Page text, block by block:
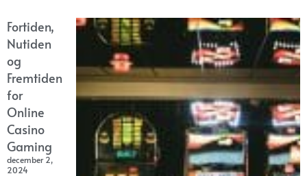
Fortiden,
Nutiden
og
Fremtiden
for
Online
Casino
Gaming
december 2,
2024